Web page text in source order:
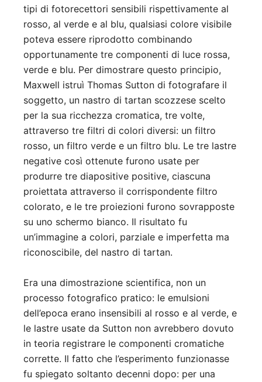
tipi di fotorecettori sensibili rispettivamente al
rosso, al verde e al blu, qualsiasi colore visibile
poteva essere riprodotto combinando
opportunamente tre componenti di luce rossa,
verde e blu. Per dimostrare questo principio,
Maxwell istruì Thomas Sutton di fotografare il
soggetto, un nastro di tartan scozzese scelto
per la sua ricchezza cromatica, tre volte,
attraverso tre filtri di colori diversi: un filtro
rosso, un filtro verde e un filtro blu. Le tre lastre
negative così ottenute furono usate per
produrre tre diapositive positive, ciascuna
proiettata attraverso il corrispondente filtro
colorato, e le tre proiezioni furono sovrapposte
su uno schermo bianco. Il risultato fu
un’immagine a colori, parziale e imperfetta ma
riconoscibile, del nastro di tartan.
Era una dimostrazione scientifica, non un
processo fotografico pratico: le emulsioni
dell’epoca erano insensibili al rosso e al verde, e
le lastre usate da Sutton non avrebbero dovuto
in teoria registrare le componenti cromatiche
corrette. Il fatto che l’esperimento funzionasse
fu spiegato soltanto decenni dopo: per una